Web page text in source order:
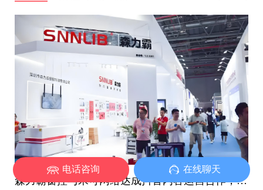
森力霸窗控与米可网络达成抖音内容运营合作，探索行业新表达
电话咨询 在线聊天